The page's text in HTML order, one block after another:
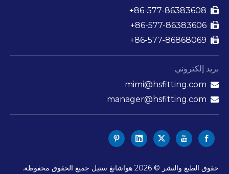



بريد إلكتروني

mimi@hsfitting.com

manager@hsfitting.com
حقوق الطبع والنشر © 2026 هواشانغ ستيل جميع الحقوق محفوظة.